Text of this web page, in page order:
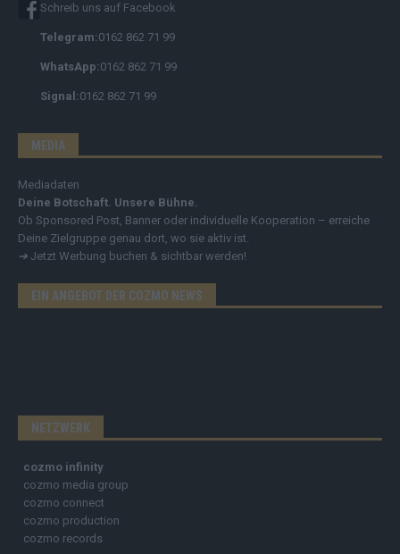
Schreib uns auf Facebook
Telegram:0162 862 71 99
WhatsApp:0162 862 71 99
Signal:0162 862 71 99
MEDIA
Mediadaten
Deine Botschaft. Unsere Bühne.
Ob Sponsored Post, Banner oder individuelle Kooperation – erreiche
Deine Zielgruppe genau dort, wo sie aktiv ist.
➔ Jetzt Werbung buchen & sichtbar werden!
EIN ANGEBOT DER COZMO NEWS
NETZWERK
cozmo infinity
cozmo media group
cozmo connect
cozmo production
cozmo records